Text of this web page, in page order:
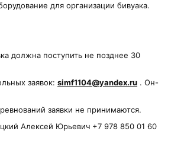
для организации бивуака.
должна поступить не позднее 30
заявок: simf1104@yandex.ru . Он-
заявки не принимаются.
Алексей Юрьевич +7 978 850 01 60